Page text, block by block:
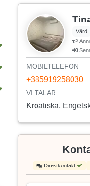
Värd
MOBILTELEFON
+385919258030
VI TALAR
Kroatiska,
Direktkontakt